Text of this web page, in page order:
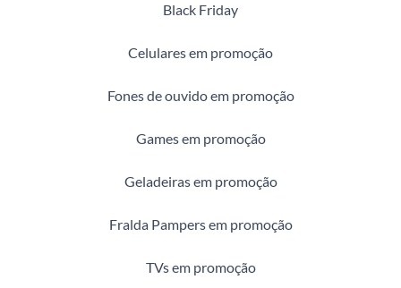
Black Friday
Celulares em promoção
Fones de ouvido em promoção
Games em promoção
Geladeiras em promoção
Fralda Pampers em promoção
TVs em promoção